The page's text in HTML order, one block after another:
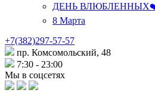
ДЕНЬ
8 Марта
+7(382)297-57-57
пр. Комсомольский, 48
7:30 - 23:00
Мы в соцсетях